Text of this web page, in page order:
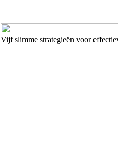
Vijf slimme strategieën voor